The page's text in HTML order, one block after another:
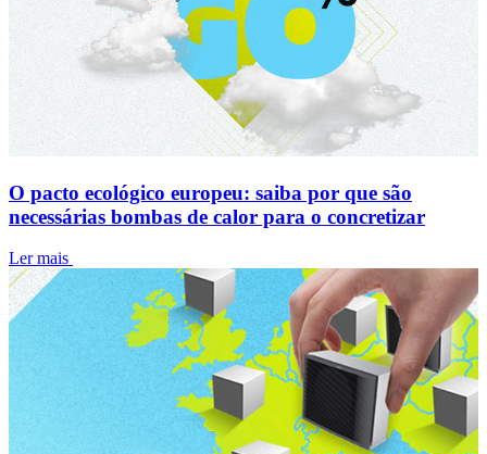
O pacto ecológico europeu: saiba por que são
necessárias bombas de calor para o concretizar
Ler mais